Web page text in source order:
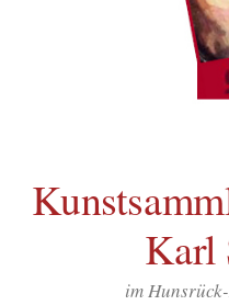
Karl
im